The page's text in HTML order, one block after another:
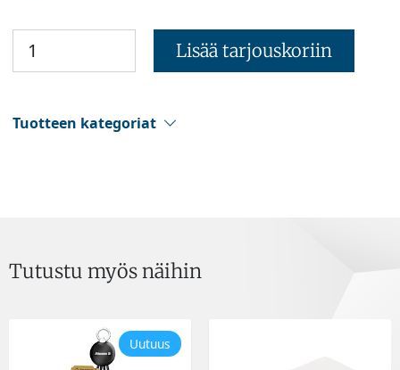
Lisää tarjouskoriin
Tuotteen kategoriat
Tutustu myös näihin
Uutuus